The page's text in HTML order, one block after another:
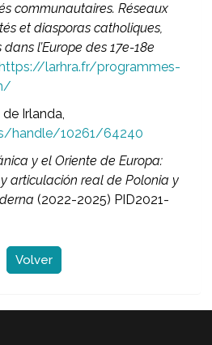
communautaires. Réseaux
et diasporas catholiques,
l’Europe des 17e-18e
larhra.fr/programmes-
Irlanda,
handle/10261/64240
y el Oriente de Europa:
articulación real de Polonia y
(2022-2025) PID2021-
Volver